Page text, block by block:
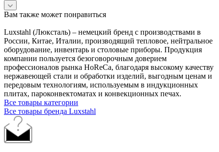
Вам также может понравиться
Luxstahl (Люксталь) – немецкий бренд с производствами в
России, Китае, Италии, производящий тепловое, нейтральное
оборудование, инвентарь и столовые приборы. Продукция
компании пользуется безоговорочным доверием
профессионалов рынка HoReCa, благодаря высокому качеству
нержавеющей стали и обработки изделий, выгодным ценам и
передовым технологиям, используемым в индукционных
плитах, пароконвектоматах и конвекционных печах.
Все товары категории
Все товары бренда Luxstahl